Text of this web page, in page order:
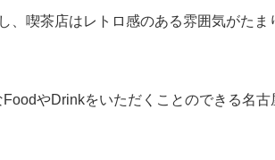
喫茶店はレトロ感のある雰囲気がたま
やDrinkをいただくことのできる名古